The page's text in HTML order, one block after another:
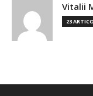
Vitalii
23